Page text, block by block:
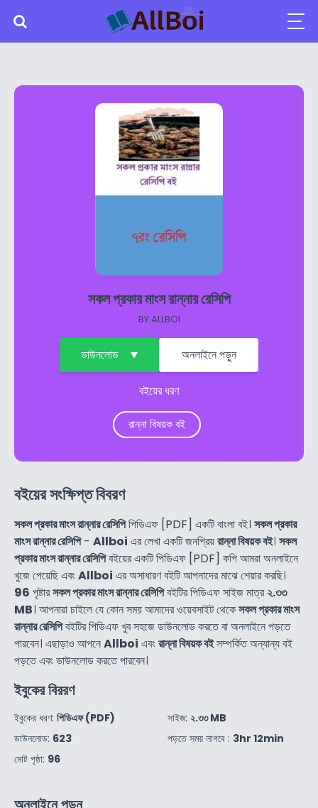
সকল প্রকার মাংস রান্নার রেসিপি
BYALLBOI
ডাউনলোড অনলাইনে পড়ুন
বইয়ের ধরণ
রান্না বিষয়ক বই
বইয়ের সংক্ষিপ্ত বিবরণ
সকল প্রকার মাংস রান্নার রেসিপিপিডিএফ [PDF] একটি বাংলা বই। সকল প্রকার
মাংস রান্নার রেসিপি- Allboi এর লেখা একটি জনপ্রিয়রান্না বিষয়ক বই। সকল
প্রকার মাংস রান্নার রেসিপিবইয়ের একটি পিডিএফ [PDF] কপি আমরা অনলাইনে
খুজে পেয়েছি এবংAllboi এর অসাধারণ বইটি আপনাদের মাঝে শেয়ার করছি।
96 পৃষ্টারসকল প্রকার মাংস রান্নার রেসিপিবইটির পিডিএফ সাইজ মাত্র২.৩৩
MB। আপনারা চাইলে যে কোন সময় আমাদের ওয়েবসাইট থেকেসকল প্রকার মাংস
রান্নার রেসিপিবইটির পিডিএফ খুব সহজে ডাউনলোড করতে বা অনলাইনে পড়তে
পারবেন। এছাড়াও আপনেAllboi এবংরান্না বিষয়ক বইসম্পর্কিত অন্যান্য বই
পড়তে এবং ডাউনলোড করতে পারবেন।
ইবুকের বিররণ
ইবুকের ধরণ: পিডিএফ (PDF)
ডাউনলোড: 623
মোট পৃষ্ঠা: 96
সাইজ: ২.৩৩ MB
পড়তে সময় লাগবে : 3hr 12min